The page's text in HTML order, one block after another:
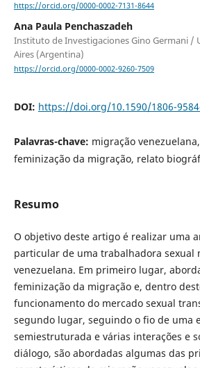
https://orcid.org/0000-0002-7131-8644
Ana Paula Penchaszadeh
Instituto de Investigaciones Gino Germani /
Aires (Argentina)
https://orcid.org/0000-0002-9260-7509
DOI: https://doi.org/10.1590/1806-
Palavras-chave: migração
feminização da migração, relato
Resumo
O objetivo deste artigo é realizar uma
particular de uma trabalhadora sexual
venezuelana. Em primeiro lugar,
feminização da migração e, dentro
funcionamento do mercado sexual
segundo lugar, seguindo o fio de uma
semiestruturada e várias interações e
diálogo, são abordadas algumas das